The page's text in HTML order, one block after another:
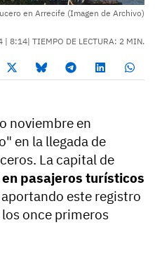
en Arrecife (Imagen de Archivo)
| 8:14| TIEMPO DE LECTURA: 2 MIN.
noviembre en
en la llegada de
La capital de
en pasajeros turísticos
aportando este registro
once primeros